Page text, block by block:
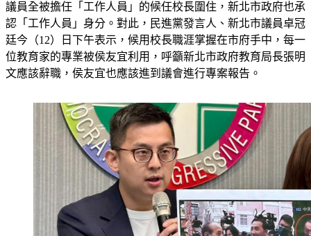
昨晚再與家長會面，民進黨新北市議員林秉宥爆料到場關心的
議員全被擔任「工作人員」的候任校長圍住，新北市政府也承
認「工作人員」身分。對此，民進黨發言人、新北市議員卓冠
廷今（12）日下午表示，候用校長職涯掌握在市府手中，每一
位教育家的專業被侯友宜利用，呼籲新北市政府教育局長張明